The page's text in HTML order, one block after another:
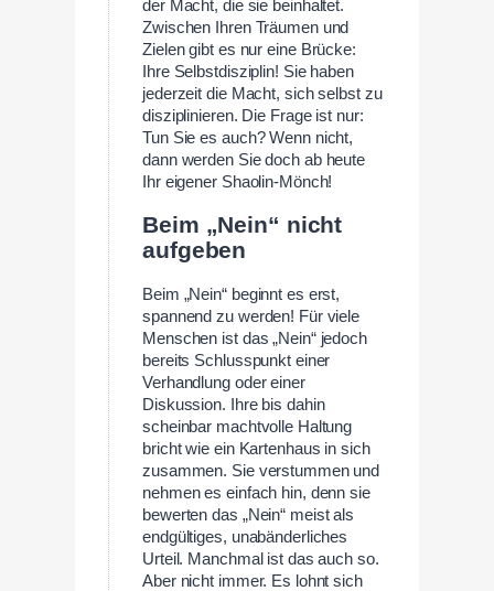
der Macht, die sie beinhaltet.
Zwischen Ihren Träumen und
Zielen gibt es nur eine Brücke:
Ihre Selbstdisziplin! Sie haben
jederzeit die Macht, sich selbst zu
disziplinieren. Die Frage ist nur:
Tun Sie es auch? Wenn nicht,
dann werden Sie doch ab heute
Ihr eigener Shaolin-Mönch!
Beim „Nein“ nicht
aufgeben
Beim „Nein“ beginnt es erst,
spannend zu werden! Für viele
Menschen ist das „Nein“ jedoch
bereits Schlusspunkt einer
Verhandlung oder einer
Diskussion. Ihre bis dahin
scheinbar machtvolle Haltung
bricht wie ein Kartenhaus in sich
zusammen. Sie verstummen und
nehmen es einfach hin, denn sie
bewerten das „Nein“ meist als
endgültiges, unabänderliches
Urteil. Manchmal ist das auch so.
Aber nicht immer. Es lohnt sich